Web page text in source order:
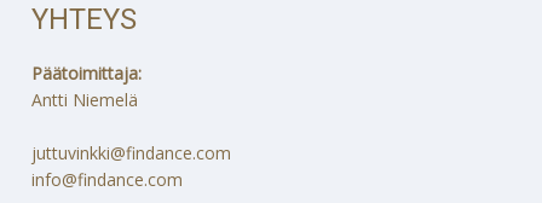
YHTEYS
Päätoimittaja:
Antti Niemelä
juttuvinkki@findance.com
info@findance.com